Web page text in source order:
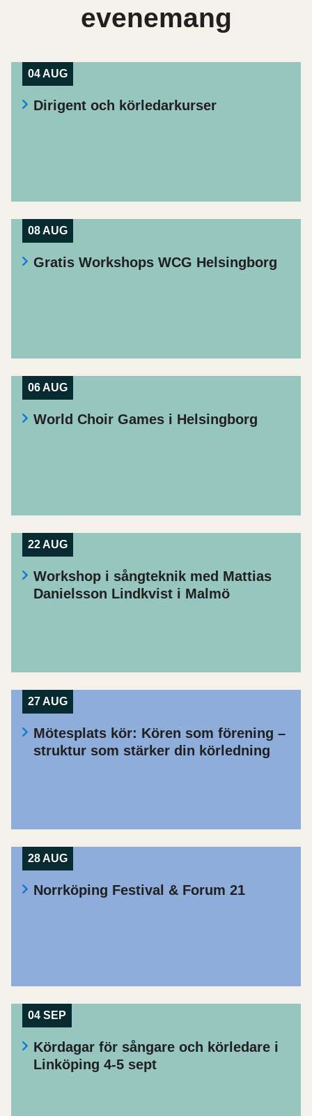
evenemang
04 AUG
Dirigent och körledarkurser
08 AUG
Gratis Workshops WCG Helsingborg
06 AUG
World Choir Games i Helsingborg
22 AUG
Workshop i sångteknik med Mattias
Danielsson Lindkvist i Malmö
27 AUG
Mötesplats kör: Kören som förening –
struktur som stärker din körledning
28 AUG
Norrköping Festival & Forum 21
04 SEP
Kördagar för sångare och körledare i
Linköping 4-5 sept